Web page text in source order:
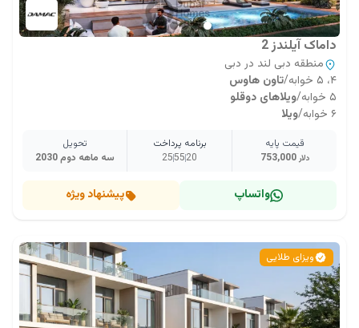
داماک آیلندز 2
منطقه دبی لند در دبی
۴، ۵ خوابه
/تاون هاوس
۵ خوابه
/ویلاهای دوقلو
۶ خوابه
/ویلا
قیمت پایه
753,000 دلار
برنامه پرداخت
20
55
25
تحویل
سه ماهه دوم 2030
واتساپ پیشنهاد ویژه
ویزای طلایی